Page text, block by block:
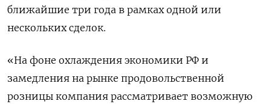
ближайшие три года в рамках одной или
нескольких сделок.
«На фоне охлаждения экономики РФ и
замедления на рынке продовольственной
розницы компания рассматривает возможную